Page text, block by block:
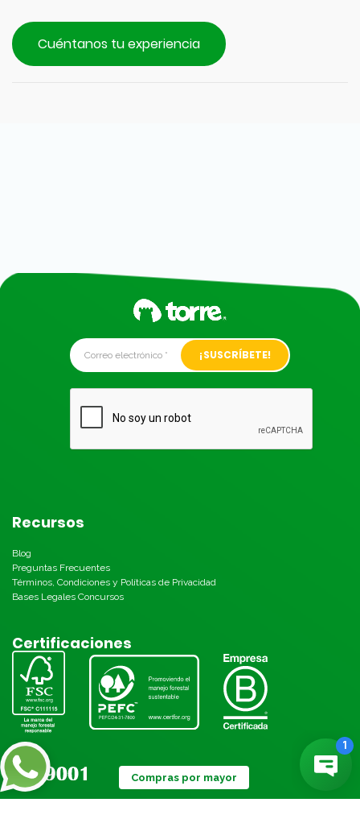
Cuéntanos tu experiencia
Alternative:
Recursos
Blog
Preguntas Frecuentes
Términos, Condiciones y Políticas de Privacidad
Bases Legales Concursos
Certificaciones
Compras por mayor